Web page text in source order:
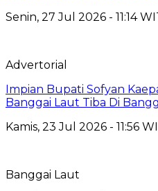
Senin, 27 Jul 2026 - 11:14
Advertorial
Impian Bupati Sofyan
Banggai Laut Tiba Di
Kamis, 23 Jul 2026 - 11:56
Banggai Laut